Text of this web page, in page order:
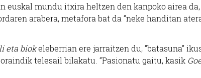
euskal mundu itxira heltzen den kanpoko airea
arabera, metafora bat da “neke handitan
eta biokeleberrian ere jarraitzen du, “batasuna”
telesail bilakatu. “Pasionatu gaitu, kasik